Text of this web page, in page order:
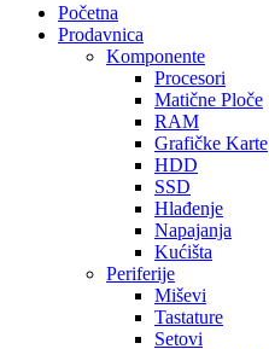
Početna
Prodavnica
Komponente
Procesori
Matične Ploče
RAM
Grafičke Karte
HDD
SSD
Hlađenje
Napajanja
Kućišta
Periferije
Miševi
Tastature
Setovi